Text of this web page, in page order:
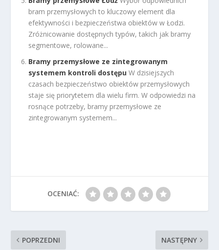
bram przemysłowych to kluczowy element dla
efektywności i bezpieczeństwa obiektów w Łodzi.
Zróżnicowanie dostępnych typów, takich jak bramy
segmentowe, rolowane...
Bramy przemysłowe ze zintegrowanym
systemem kontroli dostępu W dzisiejszych
czasach bezpieczeństwo obiektów przemysłowych
staje się priorytetem dla wielu firm. W odpowiedzi na
rosnące potrzeby, bramy przemysłowe ze
zintegrowanym systemem...
OCENIAĆ:
POPRZEDNI NASTĘPNY